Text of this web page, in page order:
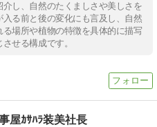
し、自然のたくましさや美しさを
る前と後の変化にも言及し、自然
場所や植物の特徴を具体的に描写
せる構成です。
屋ｶｻﾊﾗ装美社長